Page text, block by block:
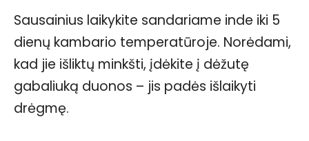
Sausainius laikykite sandariame inde iki 5
dienų kambario temperatūroje. Norėdami,
kad jie išliktų minkšti, įdėkite į dėžutę
gabaliuką duonos – jis padės išlaikyti
drėgmę.